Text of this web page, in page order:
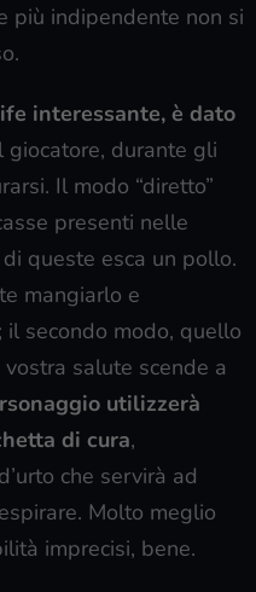
più indipendente non si
interessante, è dato
giocatore, durante gli
Il modo “diretto”
presenti nelle
queste esca un pollo.
mangiarlo e
secondo modo, quello
salute scende a
utilizzerà
di cura,
che servirà ad
Molto meglio
imprecisi, bene.